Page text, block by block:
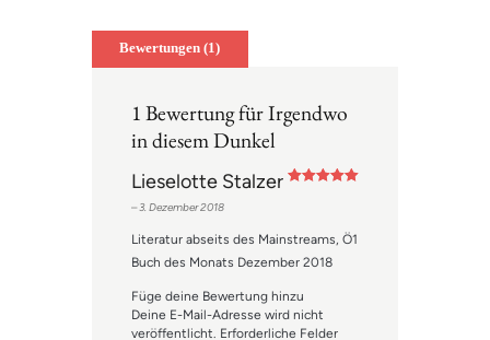
Bewertungen (1)
1 Bewertung fürIrgendwo
in diesem Dunkel
Lieselotte Stalzer
– 3. Dezember 2018
Literatur abseits des Mainstreams, Ö1
Buch des Monats Dezember 2018
Füge deine Bewertung hinzu
Deine E-Mail-Adresse wird nicht
veröffentlicht. Erforderliche Felder